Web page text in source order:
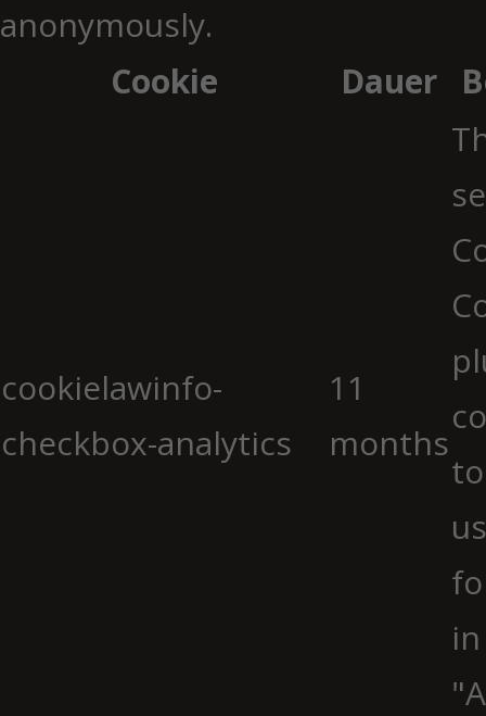
anonymously.
Cookie
Dauer
cookielawinfo-
checkbox-analytics
11
months